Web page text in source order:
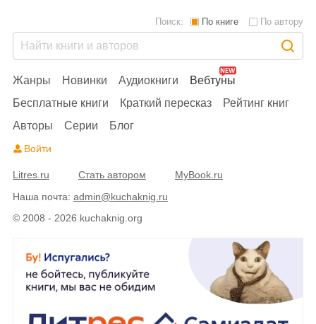
© 2008 - 2026 kuchaknig.org
Жанры Новинки Аудиокниги
Вебтуны
Бесплатные книги
Краткий пересказ
Рейтинг книг
Авторы
Серии Блог
Поиск: По книге По автору
Войти
Litres.ru Стать автором
MyBook.ru
Наша почта: admin@kuchaknig.ru